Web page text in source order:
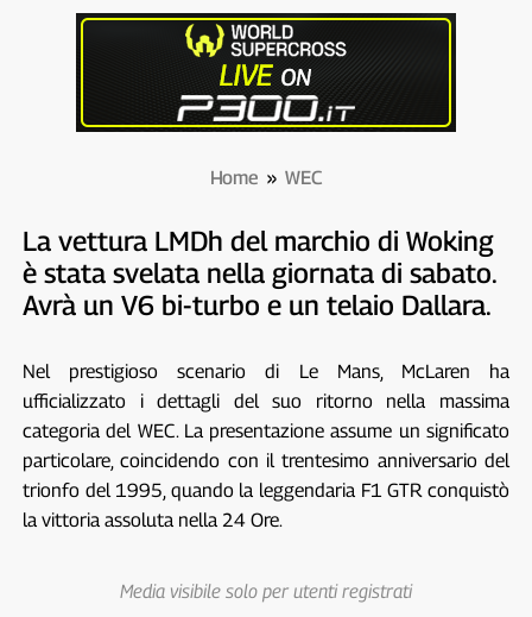
Home »WEC
La vettura LMDh del marchio di Woking
è stata svelata nella giornata di sabato.
Avrà un V6 bi-turbo e un telaio Dallara.
Nel prestigioso scenario di Le Mans, McLaren ha
ufficializzato i dettagli del suo ritorno nella massima
categoria del WEC. La presentazione assume un significato
particolare, coincidendo con il trentesimo anniversario del
trionfo del 1995, quando la leggendaria F1 GTR conquistò
la vittoria assoluta nella 24 Ore.
Media visibile solo per utenti registrati